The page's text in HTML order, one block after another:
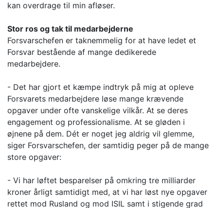
kan overdrage til min afløser.
Stor ros og tak til medarbejderne
Forsvarschefen er taknemmelig for at have ledet et
Forsvar bestående af mange dedikerede
medarbejdere.
- Det har gjort et kæmpe indtryk på mig at opleve
Forsvarets medarbejdere løse mange krævende
opgaver under ofte vanskelige vilkår. At se deres
engagement og professionalisme. At se gløden i
øjnene på dem. Dét er noget jeg aldrig vil glemme,
siger Forsvarschefen, der samtidig peger på de mange
store opgaver:
- Vi har løftet besparelser på omkring tre milliarder
kroner årligt samtidigt med, at vi har løst nye opgaver
rettet mod Rusland og mod ISIL samt i stigende grad